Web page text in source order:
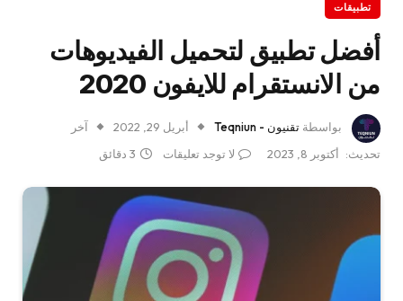
تطبيقات
أفضل تطبيق لتحميل الفيديوهات
من الانستقرام للايفون 2020
بواسطة تقنيون - Teqniun أبريل 29, 2022
آخر
تحديث:
أكتوبر 8, 2023 لا توجد تعليقات 3 دقائق